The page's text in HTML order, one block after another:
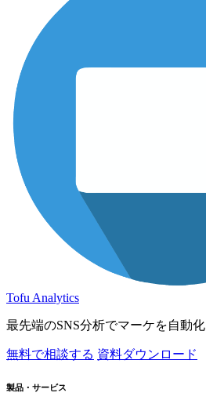
Tofu Analytics
最先端のSNS分析でマーケを自動化
無料で相談する 資料ダウンロード
製品・サービス